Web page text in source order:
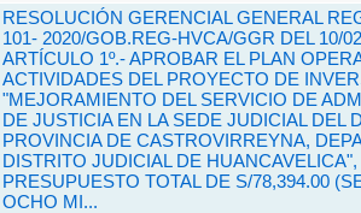
RESOLUCIÓN GERENCIAL GENERAL
101- 2020/GOB.REG-HVCA/GGR DEL 10/
ARTÍCULO 1º.- APROBAR EL PLAN
ACTIVIDADES DEL PROYECTO DE
"MEJORAMIENTO DEL SERVICIO DE
DE JUSTICIA EN LA SEDE JUDICIAL DEL
PROVINCIA DE CASTROVIRREYNA,
DISTRITO JUDICIAL DE
PRESUPUESTO TOTAL DE S/78,394.00
OCHO MI...